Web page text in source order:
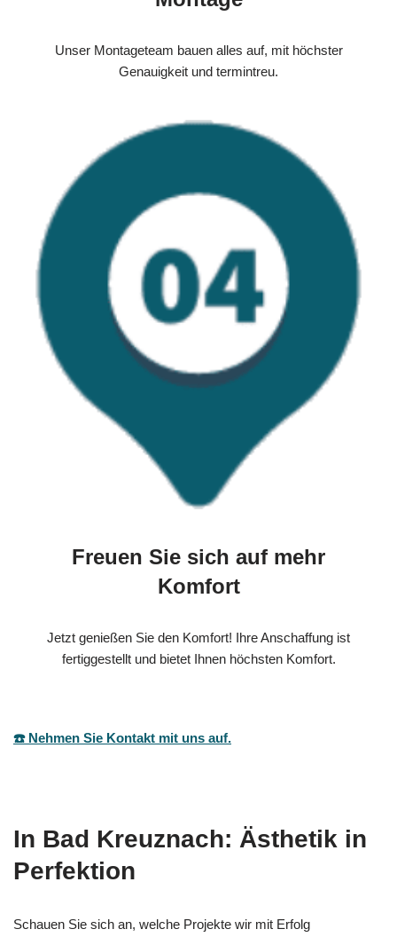
Unser Montageteam bauen alles auf, mit höchster
Genauigkeit und termintreu.
Freuen Sie sich auf mehr
Komfort
Jetzt genießen Sie den Komfort! Ihre Anschaffung ist
fertiggestellt und bietet Ihnen höchsten Komfort.
☎️ Nehmen Sie Kontakt mit uns auf.
In Bad Kreuznach: Ästhetik in
Perfektion
Schauen Sie sich an, welche Projekte wir mit Erfolg